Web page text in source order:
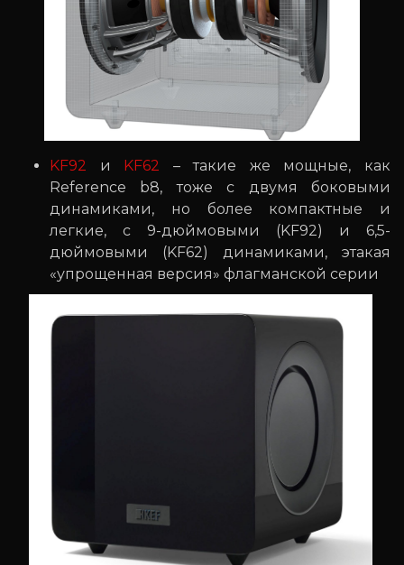
KF92 и KF62 – такие же мощные, как
Reference b8, тоже с двумя боковыми
динамиками, но более компактные и
легкие, с 9-дюймовыми (KF92) и 6,5-
дюймовыми (KF62) динамиками, этакая
«упрощенная версия» флагманской серии